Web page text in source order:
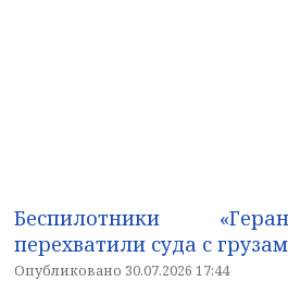
Беспилотники
перехватили суда с
Опубликовано 30.07.2026 17:44